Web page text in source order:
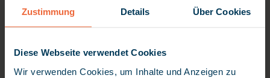
Zustimmung Details Über Cookies
Diese Webseite verwendet Cookies
Wir verwenden Cookies, um Inhalte und Anzeigen zu